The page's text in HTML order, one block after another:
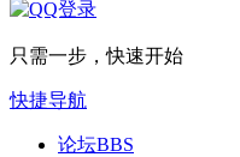
只需一步，快速开始
快捷导航
论坛BBS